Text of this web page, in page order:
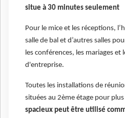
situe à 30 minutes seulement
Pour le mice et les réceptions,
salle de bal et d’autres salles
les conférences, les mariages et
d'entreprise.
Toutes les installations de
situées au 2ème étage pour
spacieux peut être utilisé